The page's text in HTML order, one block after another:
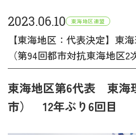
2023.06.10 東海地区連盟
【東海地区：代表決定】東
（第94回都市対抗東海地区2
東海地区第6代表 東海
市） 12年ぶり6回目